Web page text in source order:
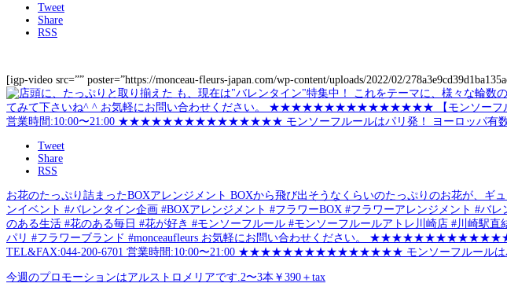
Tweet
Share
RSS
[igp-video src=”” poster=”https://monceau-fleurs-japan.com/wp-content/uploads/2022/02/
Tweet
Share
RSS
お花のたっぷり詰まったBOXアレンジメント BOXから飛び出そうなくらいのたっぷりのお花が、ギ
ンイベント #バレンタイン企画 #BOXアレンジメント #フラワーBOX #フラワーアレンジメント #バ
のある生活 #花のある毎日 #花が好き #モンソーフルール #モンソーフルールアトレ川崎店 #川崎駅
パリ #フラワーブランド #monceaufleurs お気軽にお問い合わせください。
TEL&FAX:044-200-6701 営業時間:10:00〜21:00 ★★★★★★★★★★★★★★★ モンソーフルールはパ
今週のプロモーションはアルストロメリアです.2〜3本￥390＋tax